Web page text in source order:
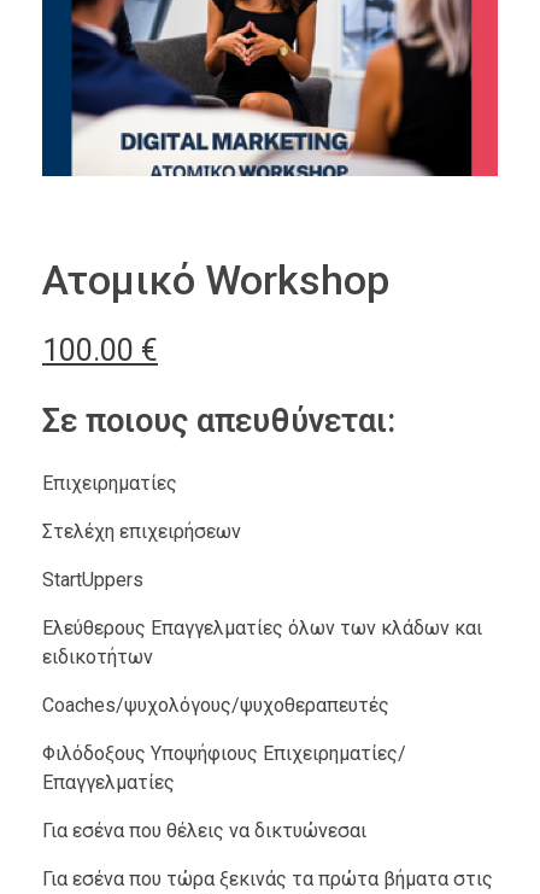
Ατομικό Workshop
100.00 €
Σε ποιους απευθύνεται:
Επιχειρηματίες
Στελέχη επιχειρήσεων
StartUppers
Ελεύθερους Επαγγελματίες όλων των κλάδων και
ειδικοτήτων
Coaches/ψυχολόγους/ψυχοθεραπευτές
Φιλόδοξους Υποψήφιους Επιχειρηματίες/
Επαγγελματίες
Για εσένα που θέλεις να δικτυώνεσαι
Για εσένα που τώρα ξεκινάς τα πρώτα βήματα στις